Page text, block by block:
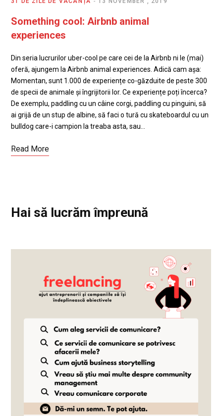
Something cool: Airbnb animal
experiences
Din seria lucrurilor uber-cool pe care cei de la Airbnb ni le (mai)
oferă, ajungem la Airbnb animal experiences. Adică cam așa:
Momentan, sunt 1.000 de experiențe co-găzduite de peste 300
de specii de animale și îngrijitorii lor. Ce experiențe poți încerca?
De exemplu, paddling cu un câine corgi, paddling cu pinguini, să
ai grijă de un stup de albine, să faci o tură cu skateboardul cu un
bulldog care-i campion la treaba asta, sau…
Read More
Hai să lucrăm împreună